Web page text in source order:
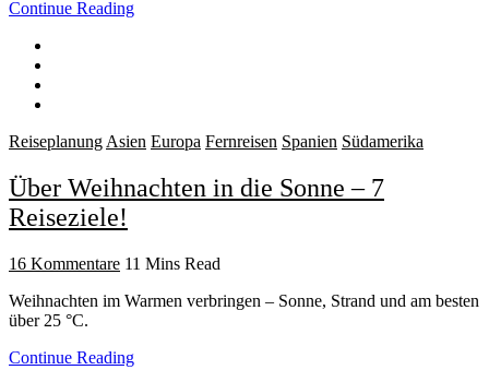
Continue Reading
Reiseplanung Asien Europa Fernreisen Spanien Südamerika
Über Weihnachten in die Sonne – 7
Reiseziele!
16 Kommentare 11 Mins Read
Weihnachten im Warmen verbringen – Sonne, Strand und am besten
über 25 °C.
Continue Reading